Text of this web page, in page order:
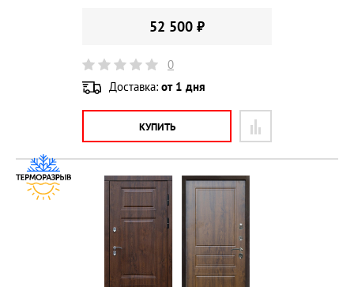
52 500 ₽
0
Доставка: от 1 дня
КУПИТЬ